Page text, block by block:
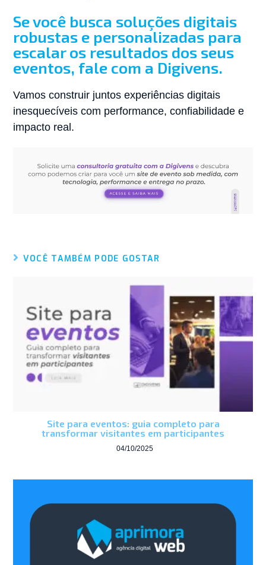
Se você busca soluções digitais
robustas e personalizadas para
escalar os resultados dos seus
eventos, fale com a Digivens.
Vamos construir juntos experiências digitais
inesquecíveis com performance, confiabilidade e
impacto real.
VOCÊ TAMBÉM PODE GOSTAR
Site para eventos: guia completo para
transformar visitantes em participantes
04/10/2025